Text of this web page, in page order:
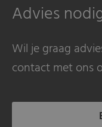
Advies
Wil je graag
contact met ons